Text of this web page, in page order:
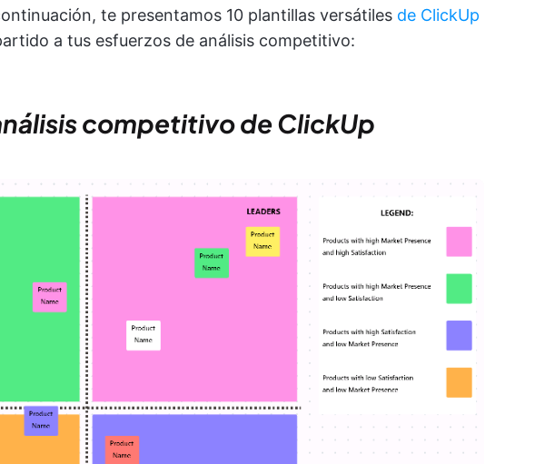
te presentamos 10 plantillas versátiles de ClickUp
a tus esfuerzos de análisis competitivo:
competitivo de ClickUp